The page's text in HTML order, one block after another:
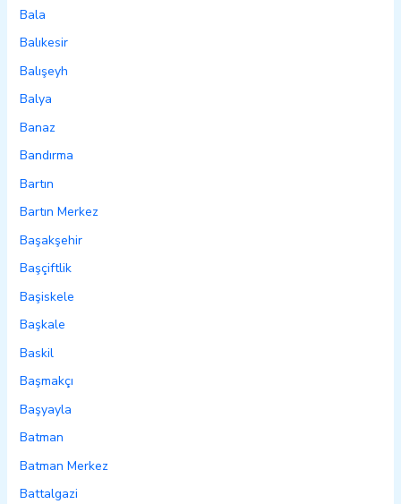
Bala
Balıkesir
Balışeyh
Balya
Banaz
Bandırma
Bartın
Bartın Merkez
Başakşehir
Başçiftlik
Başiskele
Başkale
Baskil
Başmakçı
Başyayla
Batman
Batman Merkez
Battalgazi